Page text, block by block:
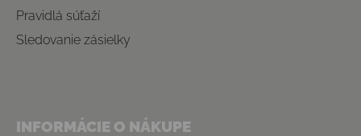
Pravidlá súťaží
Sledovanie zásielky
INFORMÁCIE O NÁKUPE